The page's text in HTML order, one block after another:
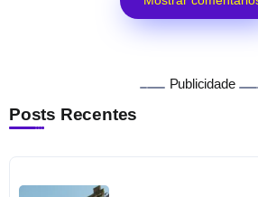
Publicidade
Posts Recentes